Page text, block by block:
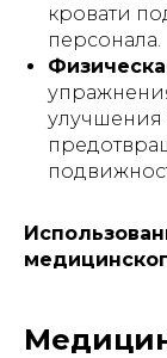
кровати
персонала.